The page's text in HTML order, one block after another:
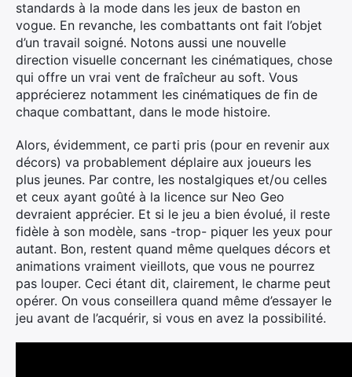
standards à la mode dans les jeux de baston en
vogue. En revanche, les combattants ont fait l’objet
d’un travail soigné. Notons aussi une nouvelle
direction visuelle concernant les cinématiques, chose
qui offre un vrai vent de fraîcheur au soft. Vous
apprécierez notamment les cinématiques de fin de
chaque combattant, dans le mode histoire.
Alors, évidemment, ce parti pris (pour en revenir aux
décors) va probablement déplaire aux joueurs les
plus jeunes. Par contre, les nostalgiques et/ou celles
et ceux ayant goûté à la licence sur Neo Geo
devraient apprécier. Et si le jeu a bien évolué, il reste
fidèle à son modèle, sans -trop- piquer les yeux pour
autant. Bon, restent quand même quelques décors et
animations vraiment vieillots, que vous ne pourrez
pas louper. Ceci étant dit, clairement, le charme peut
opérer. On vous conseillera quand même d’essayer le
jeu avant de l’acquérir, si vous en avez la possibilité.